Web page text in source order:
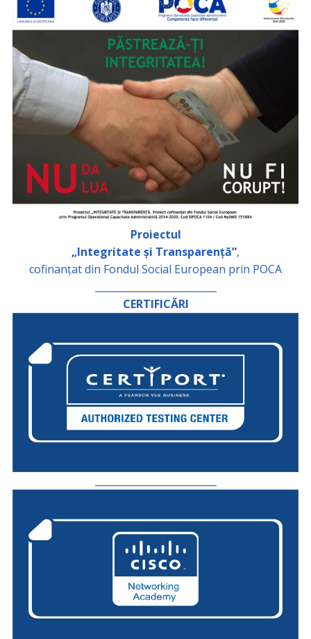
Proiectul
„Integritate și Transparență”,
cofinanțat din Fondul Social European prin POCA
CERTIFICĂRI